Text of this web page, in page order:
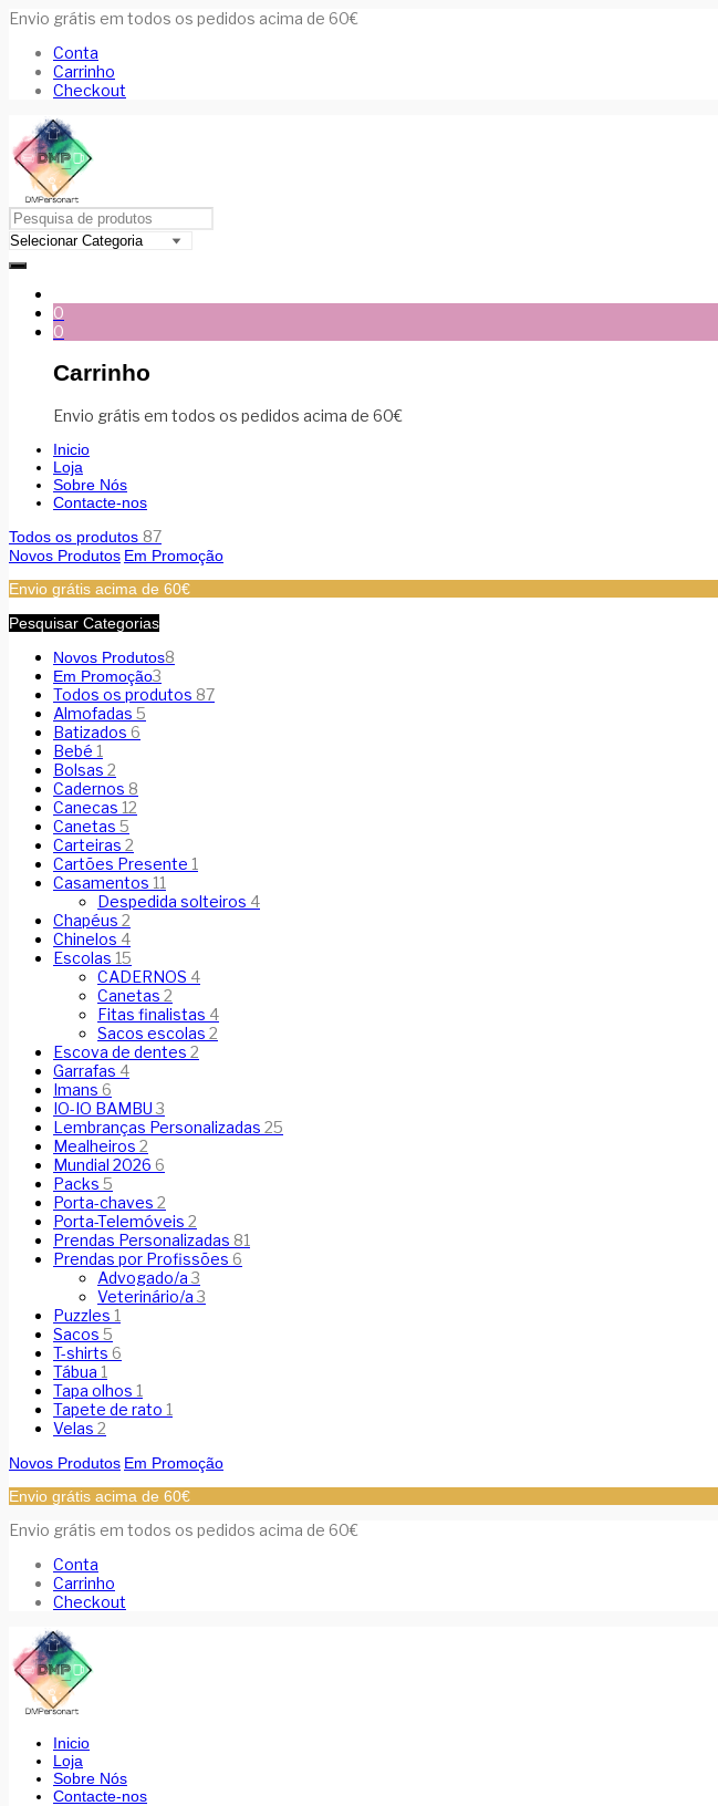
Envio grátis em todos os pedidos acima de 60€
Conta
Carrinho
Checkout
0
0
Carrinho
Envio grátis em todos os pedidos acima de 60€
Inicio
Loja
Sobre Nós
Contacte-nos
Todos os produtos 87
Novos Produtos Em Promoção
Envio grátis acima de 60€
Pesquisar Categorias
Novos Produtos8
Em Promoção3
Todos os produtos 87
Almofadas 5
Batizados 6
Bebé 1
Bolsas 2
Cadernos 8
Canecas 12
Canetas 5
Carteiras 2
Cartões Presente 1
Casamentos 11
Despedida solteiros 4
Chapéus 2
Chinelos 4
Escolas 15
CADERNOS 4
Canetas 2
Fitas finalistas 4
Sacos escolas 2
Escova de dentes 2
Garrafas 4
Imans 6
IO-IO BAMBU3
Lembranças Personalizadas 25
Mealheiros 2
Mundial 2026 6
Packs 5
Porta-chaves 2
Porta-Telemóveis 2
Prendas Personalizadas 81
Prendas por Profissões 6
Advogado/a3
Veterinário/a3
Puzzles 1
Sacos 5
T-shirts 6
Tábua 1
Tapa olhos 1
Tapete de rato 1
Velas 2
Novos Produtos Em Promoção
Envio grátis acima de 60€
Envio grátis em todos os pedidos acima de 60€
Conta
Carrinho
Checkout
Inicio
Loja
Sobre Nós
Contacte-nos